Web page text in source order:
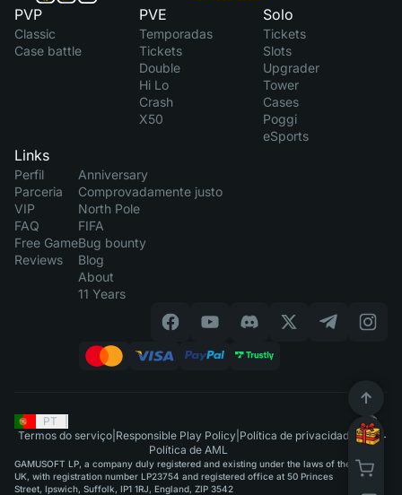
PVP
Classic
Case battle
PVE
Temporadas
Tickets
Double
Hi Lo
Crash
X50
Solo
Tickets
Slots
Upgrader
Tower
Cases
Poggi
eSports
Links
Perfil
Parceria
VIP
FAQ
Free Game
Reviews
Anniversary
Comprovadamente justo
North Pole
FIFA
Bug bounty
Blog
About
11 Years
PT
Termos do serviço Responsible Play Policy Política de privacidade |
Política de AML
GAMUSOFT LP, a company duly registered and existing under the laws of the
UK, with registration number LP23754 and registered office at 50 Princes
Street, Ipswich, Suffolk, IP1 1RJ, England, ZIP 3542